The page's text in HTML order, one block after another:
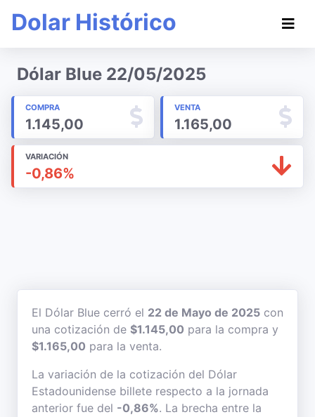
Dolar Histórico
Dólar Blue 22/05/2025
COMPRA
1.145,00
VENTA
1.165,00
VARIACIÓN
-0,86%
El Dólar Blue cerró el 22 de Mayo de 2025 con
una cotización de $1.145,00 para la compra y
$1.165,00 para la venta.
La variación de la cotización del Dólar
Estadounidense billete respecto a la jornada
anterior fue del -0,86%. La brecha entre la